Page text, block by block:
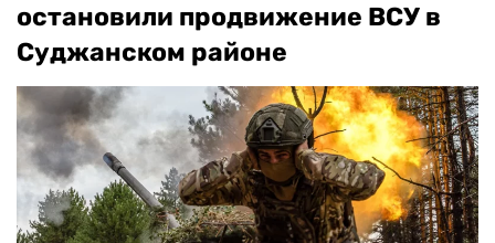
остановили продвижение ВСУ в
Суджанском районе